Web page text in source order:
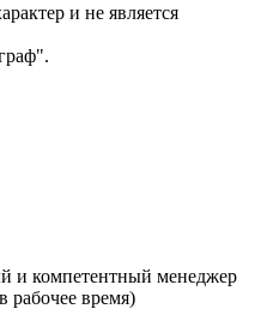
и не является
и компетентный менеджер
рабочее время)